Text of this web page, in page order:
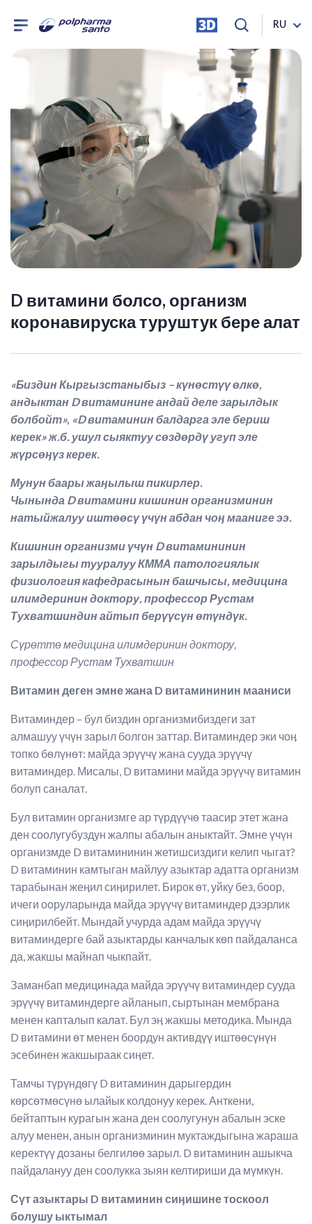
RU
D витамини болсо, организм
коронавируска туруштук бере алат
«Биздин Кыргызстаныбыз – күнѳстүү ѳлкѳ,
андыктан Dвитаминине андай деле зарылдык
болбойт», «Dвитаминин балдарга эле бериш
керек» ж.б. ушул сыяктуу сѳздѳрдү угуп эле
жүрсѳӊүз керек.
Мунун баары жаӊылыш пикирлер.
Чынында Dвитамини кишинин организминин
натыйжалуу иштѳѳсү үчүн абдан чоӊ мааниге ээ.
Кишинин организми үчүн Dвитамининин
зарылдыгы тууралуу КММА патологиялык
физиология кафедрасынын башчысы, медицина
илимдеринин доктору, профессор Рустам
Тухватшиндин айтып берүүсүн ѳтүндүк.
Сүрөттөмедицина илимдеринин доктору,
профессорРустам Тухватшин
Витамин деген эмне жана D витамининин мааниси
Витаминдер – бул биздин организмибиздеги зат
алмашуу үчүн зарыл болгон заттар. Витаминдер эки чоӊ
топко бѳлүнѳт: майда эрүүчү жана сууда эрүүчү
витаминдер. Мисалы, D витамини майда эрүүчү витамин
болуп саналат.
Бул витамин организмге ар түрдүүчѳ таасир этет жана
ден соолугубуздун жалпы абалын аныктайт. Эмне үчүн
организмде D витамининин жетишсиздиги келип чыгат?
D витаминин камтыган майлуу азыктар адатта организм
тарабынан жеӊил сиӊирилет. Бирок ѳт, уйку без, боор,
ичеги ооруларында майда эрүүчү витаминдер дээрлик
сиӊирилбейт. Мындай учурда адам майда эрүүчү
витаминдерге бай азыктарды канчалык кѳп пайдаланса
да, жакшы майнап чыкпайт.
Заманбап медицинада майда эрүүчү витаминдер сууда
эрүүчү витаминдерге айланып, сыртынан мембрана
менен капталып калат. Бул эӊ жакшы методика. Мында
D витамини ѳт менен боордун активдүү иштѳѳсүнүн
эсебинен жакшыраак сиӊет.
Тамчы түрүндѳгү D витаминин дарыгердин
кѳрсѳтмѳсүнѳ ылайык колдонуу керек. Анткени,
бейтаптын курагын жана ден соолугунун абалын эске
алуу менен, анын организминин муктаждыгына жараша
керектүү дозаны белгилѳѳ зарыл. D витаминин ашыкча
пайдалануу ден соолукка зыян келтириши да мүмкүн.
Сүт азыктары D витаминин сиӊишине тоскоол
болушу ыктымал